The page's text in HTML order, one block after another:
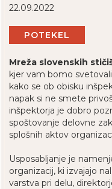
22.09.2022
POTEKEL
Mreža slovenskih
kjer vam bomo
kako se ob obisku
napak si ne smete
inšpektorja je dobro
spoštovanje delovne
splošnih aktov
Usposabljanje je
organizacij, ki izvajajo
varstva pri delu,